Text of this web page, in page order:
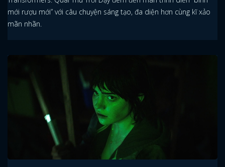
mới rượu mới” với câu chuyện sáng tạo, đa diện hơn cùng kĩ xảo
mãn nhãn.